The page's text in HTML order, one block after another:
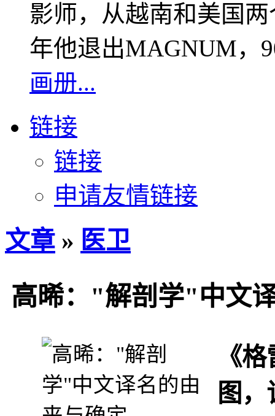
影师，从越南和美国
年他退出MAGNUM，
画册...
链接
链接
申请友情链接
文章 » 医卫
高晞："解剖学"中文
《
图